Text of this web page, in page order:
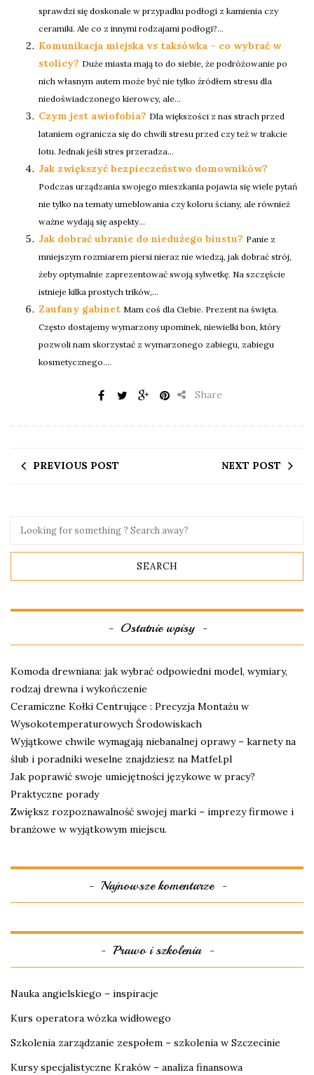
sprawdzi się doskonale w przypadku podłogi z kamienia czy
ceramiki. Ale co z innymi rodzajami podłogi?...
Komunikacja miejska vs taksówka – co wybrać w
stolicy? Duże miasta mają to do siebie, że podróżowanie po
nich własnym autem może być nie tylko źródłem stresu dla
niedoświadczonego kierowcy, ale...
Czym jest awiofobia? Dla większości z nas strach przed
lataniem ogranicza się do chwili stresu przed czy też w trakcie
lotu. Jednak jeśli stres przeradza...
Jak zwiększyć bezpieczeństwo domowników?
Podczas urządzania swojego mieszkania pojawia się wiele pytań
nie tylko na tematy umeblowania czy koloru ściany, ale również
ważne wydają się aspekty...
Jak dobrać ubranie do niedużego biustu? Panie z
mniejszym rozmiarem piersi nieraz nie wiedzą, jak dobrać strój,
żeby optymalnie zaprezentować swoją sylwetkę. Na szczęście
istnieje kilka prostych trików,...
Zaufany gabinet Mam coś dla Ciebie. Prezent na święta.
Często dostajemy wymarzony upominek, niewielki bon, który
pozwoli nam skorzystać z wymarzonego zabiegu, zabiegu
kosmetycznego....
Share
PREVIOUS POST NEXT POST
Ostatnie wpisy
Komoda drewniana: jak wybrać odpowiedni model, wymiary,
rodzaj drewna i wykończenie
Ceramiczne Kołki Centrujące : Precyzja Montażu w
Wysokotemperaturowych Środowiskach
Wyjątkowe chwile wymagają niebanalnej oprawy – karnety na
ślub i poradniki weselne znajdziesz na Matfel.pl
Jak poprawić swoje umiejętności językowe w pracy?
Praktyczne porady
Zwiększ rozpoznawalność swojej marki – imprezy firmowe i
branżowe w wyjątkowym miejscu.
Najnowsze komentarze
Prawo i szkolenia
Nauka angielskiego – inspiracje
Kurs operatora wózka widłowego
Szkolenia zarządzanie zespołem – szkolenia w Szczecinie
Kursy specjalistyczne Kraków – analiza finansowa